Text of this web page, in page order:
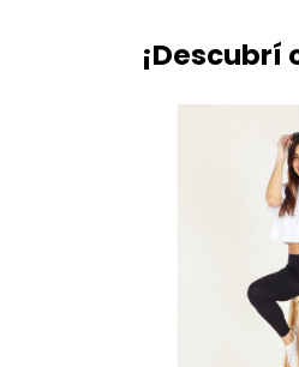
¡Descubrí